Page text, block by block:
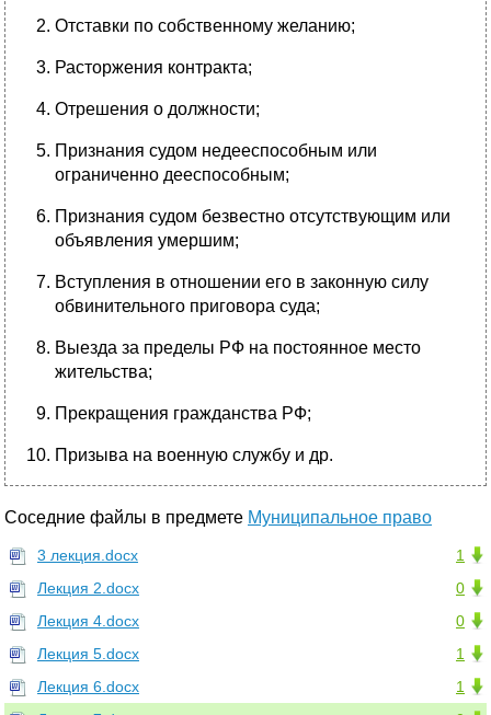
Отставки по собственному желанию;
Расторжения контракта;
Отрешения о должности;
Признания судом недееспособным или
ограниченно дееспособным;
Признания судом безвестно отсутствующим или
объявления умершим;
Вступления в отношении его в законную силу
обвинительного приговора суда;
Выезда за пределы РФ на постоянное место
жительства;
Прекращения гражданства РФ;
Призыва на военную службу и др.
Соседние файлы в предмете Муниципальное право
1
3 лекция.docx
0
Лекция 2.docx
0
Лекция 4.docx
1
Лекция 5.docx
1
Лекция 6.docx